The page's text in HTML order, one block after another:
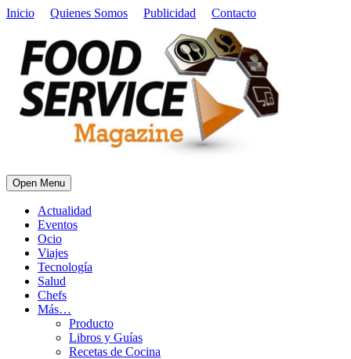
Inicio Quienes Somos Publicidad Contacto
Open Menu
Actualidad
Eventos
Ocio
Viajes
Tecnología
Salud
Chefs
Más…
Producto
Libros y Guías
Recetas de Cocina